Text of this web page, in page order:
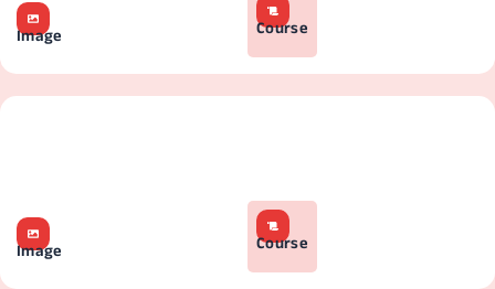
Image Course
Image Course